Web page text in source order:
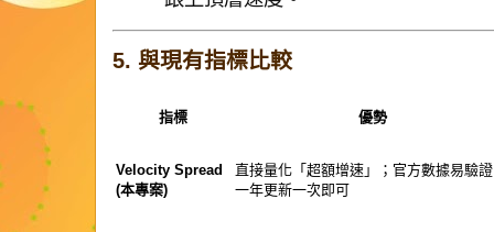
5. 與現有指標比較
指標 優勢
Velocity Spread
(本專案)
直接量化「超額增速」；官方數據易驗
一年更新一次即可